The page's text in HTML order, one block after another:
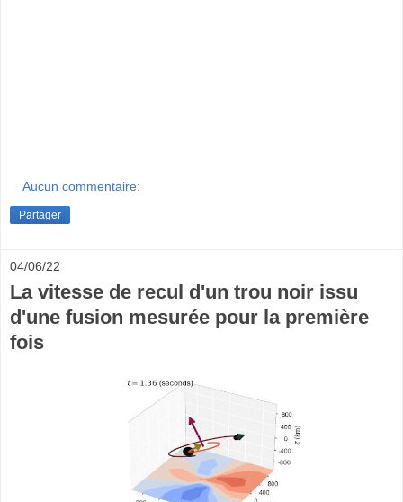
Aucun commentaire:
Partager
04/06/22
La vitesse de recul d'un trou noir issu
d'une fusion mesurée pour la première
fois